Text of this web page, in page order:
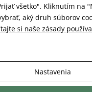
vchodové dvere
k oknám a dverám (77)
(10)
vonkajšie (19)
všetko". Kliknutím na
aký druh súborov
si naše zásady
Nastavenia
obsahu